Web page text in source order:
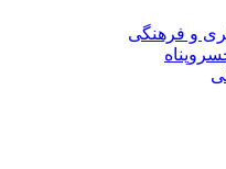
و فرهنگی